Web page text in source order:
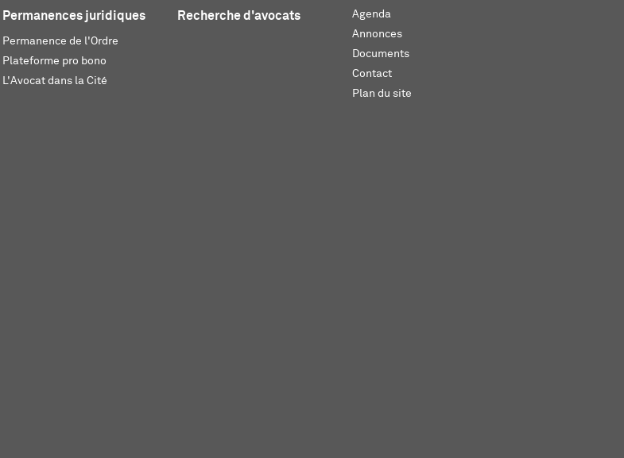
Permanences juridiques
Permanence de l'Ordre
Plateforme pro bono
L'Avocat dans la Cité
Recherche d'avocats
Agenda
Annonces
Documents
Contact
Plan du site